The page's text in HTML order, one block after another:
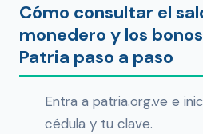
Cómo consultar el
monedero y los
Patria paso a paso
Entra a patria.org.ve e
cédula y tu clave.